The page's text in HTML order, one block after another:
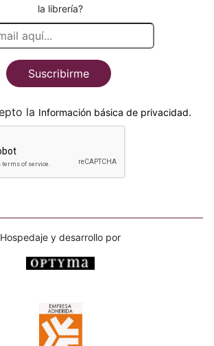
la librería?
Suscribirme
He leido y acepto la Información básica de privacidad.
Hospedaje y desarrollo por